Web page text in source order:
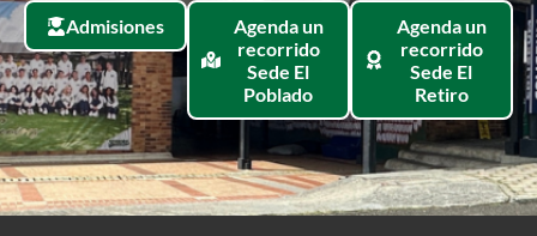
Admisiones
Agenda un
recorrido
Sede El
Poblado
Agenda un
recorrido
Sede El
Retiro